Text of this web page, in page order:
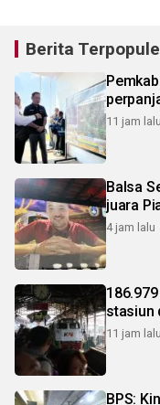
Berita
11 jam lalu
Balsa
juara
4 jam lalu
stasiun
11 jam lalu
BPS: